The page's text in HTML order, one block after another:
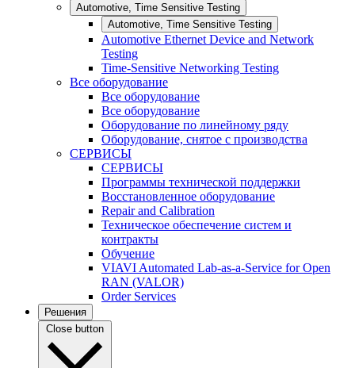
Automotive, Time Sensitive Testing
Automotive, Time Sensitive Testing
Automotive Ethernet Device and Network
Testing
Time-Sensitive Networking Testing
Все оборудование
Все оборудование
Все оборудование
Оборудование по линейному ряду
Оборудование, снятое с производства
СЕРВИСЫ
СЕРВИСЫ
Программы технической поддержки
Восстановленное оборудование
Repair and Calibration
Техническое обеспечение систем и
контракты
Обучение
VIAVI Automated Lab-as-a-Service for Open
RAN (VALOR)
Order Services
Решения
Close button